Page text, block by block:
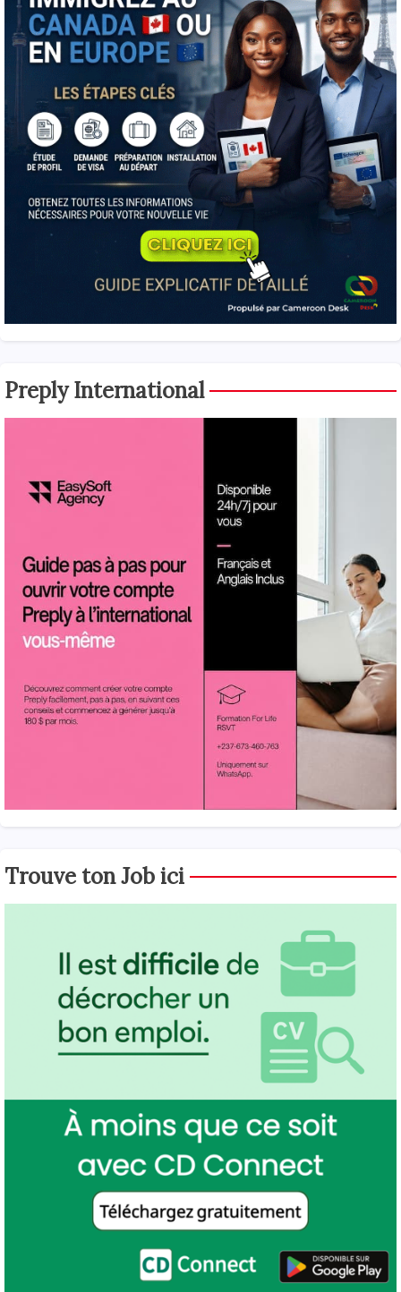
Preply International
Trouve ton Job ici